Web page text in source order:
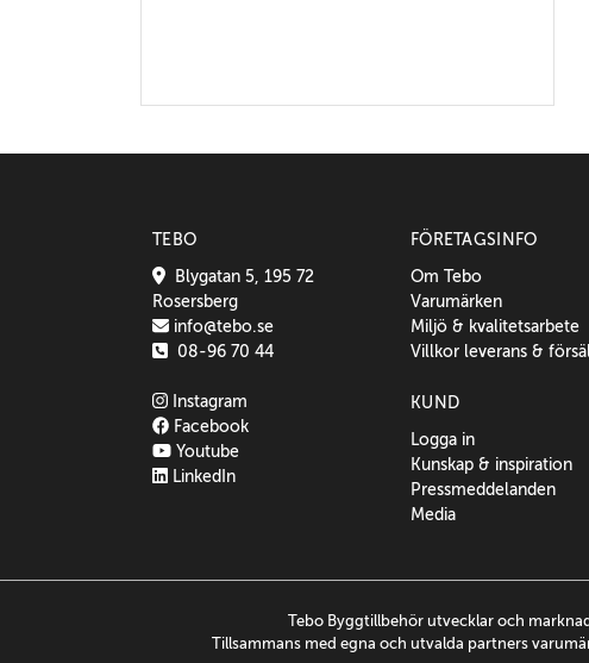
TEBO
Blygatan 5, 195 72
Rosersberg
info@tebo.se
08-96 70 44
Instagram
Facebook
Youtube
LinkedIn
FÖRETAGSINFO
Om Tebo
Varumärken
Miljö & kvalitetsarbete
Villkor leverans &
KUND
Logga in
Kunskap & inspiration
Pressmeddelanden
Media
Tebo Byggtillbehör utvecklar och
Tillsammans med egna och utvalda partners